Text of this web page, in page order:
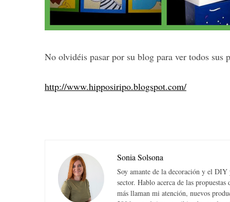
No olvidéis pasar por su blog para ver todos sus
http://www.hipposiripo.blogspot.com/
Sonia Solsona
Soy amante de la decoración y el DIY
sector. Hablo acerca de las
más llaman mi atención, nuevos